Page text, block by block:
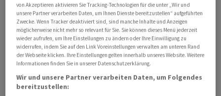
gewesen sei - kein besonders schönes oder schnelles
Auto, aber die Erfüllung eines Traums. In seiner rund
100-jährigen Geschichte sei der Autosalon immer ein
Schaufenster für die Vielfalt der Mobilität gewesen,
angefangen von Elektrofahrzeugen über
Wasserstoffautos bis hin zu modernen Hybridantrieben.
von Akzeptieren aktivieren Sie Tracking-Technologien für die unter „Wir und
unsere Partner verarbeiten Daten, um Ihnen Dienste bereitzustellen“ aufgeführten
Zwecke. Wenn Tracker deaktiviert sind, sind manche Inhalte und Anzeigen
möglicherweise nicht mehr so relevant für Sie. Sie können dieses Menü jederzeit
wieder aufrufen, um Ihre Einstellungen zu ändern oder Ihre Einwilligung zu
widerrufen, indem Sie auf den Link Voreinstellungen verwalten am unteren Rand
der Webseite klicken. Ihre Einstellungen gelten innerhalb unseres Website. Weitere
Informationen finden Sie in unserer Datenschutzerklärung.
Wir und unsere Partner verarbeiten Daten, um Folgendes
bereitzustellen: